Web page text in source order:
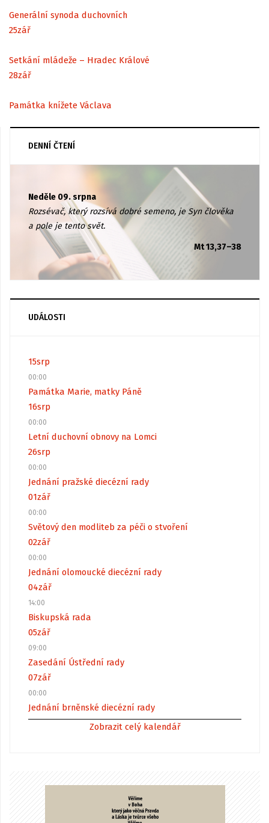
Generální synoda duchovních
25zář
Setkání mládeže – Hradec Králové
28zář
Památka knížete Václava
DENNÍ ČTENÍ
Neděle 09. srpna
Rozsévač, který rozsívá dobré semeno, je Syn člověka
a pole je tento svět.
Mt 13,37–38
UDÁLOSTI
15srp
00:00
Památka Marie, matky Páně
16srp
00:00
Letní duchovní obnovy na Lomci
26srp
00:00
Jednání pražské diecézní rady
01zář
00:00
Světový den modliteb za péči o stvoření
02zář
00:00
Jednání olomoucké diecézní rady
04zář
14:00
Biskupská rada
05zář
09:00
Zasedání Ústřední rady
07zář
00:00
Jednání brněnské diecézní rady
Zobrazit celý kalendář